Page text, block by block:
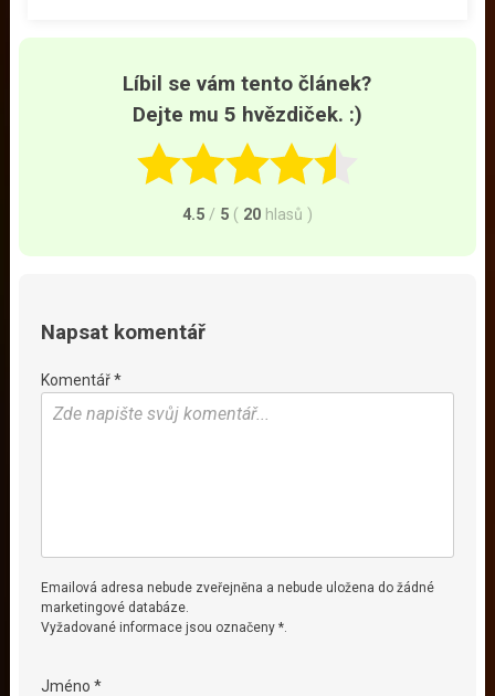
Líbil se vám tento článek?
Dejte mu 5 hvězdiček. :)
4.5 / 5 ( 20 hlasů )
Napsat komentář
Komentář *
Emailová adresa nebude zveřejněna a nebude uložena do žádné
marketingové databáze.
Vyžadované informace jsou označeny *.
Jméno *